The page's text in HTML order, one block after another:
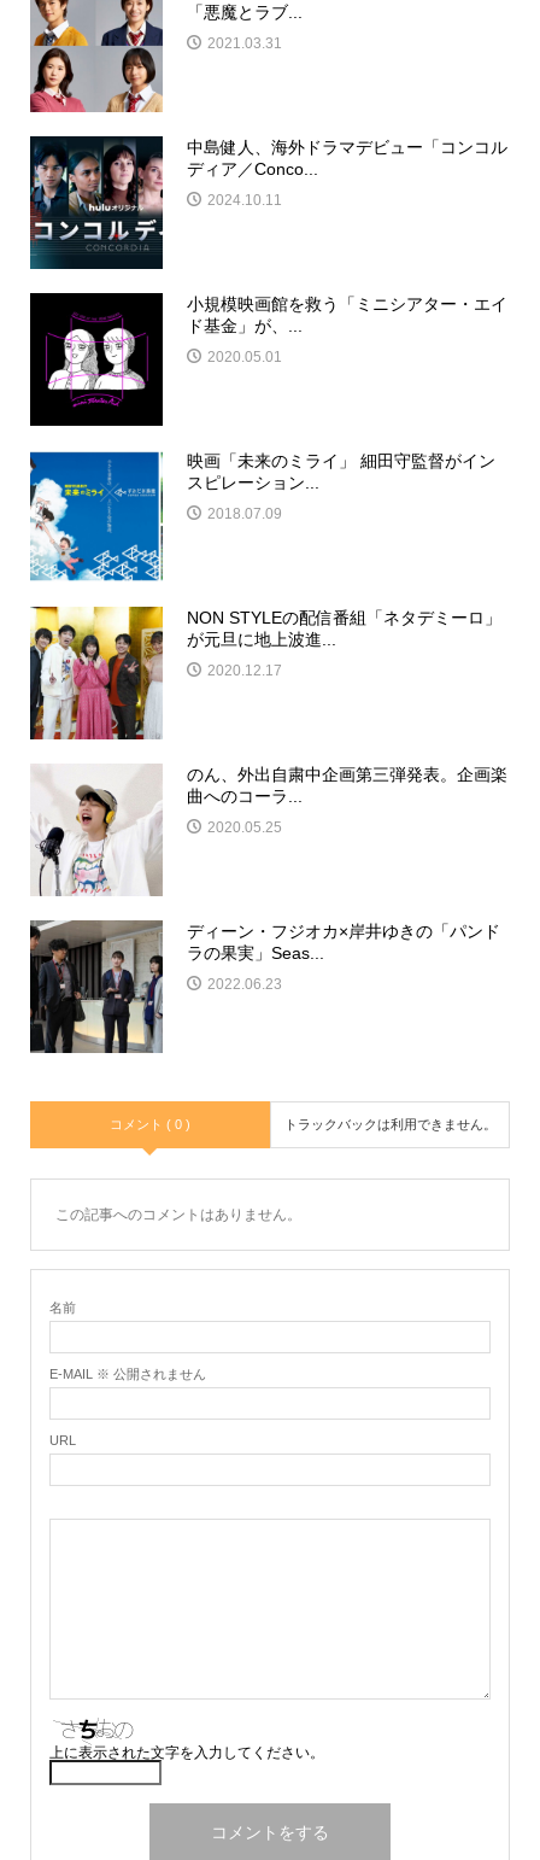
「悪魔とラブ...
2021.03.31
中島健人、海外ドラマデビュー「コンコル
ディア／Conco...
2024.10.11
小規模映画館を救う「ミニシアター・エイ
ド基金」が、...
2020.05.01
映画「未来のミライ」 細田守監督がイン
スピレーション...
2018.07.09
NON STYLEの配信番組「ネタデミーロ」
が元旦に地上波進...
2020.12.17
のん、外出自粛中企画第三弾発表。企画楽
曲へのコーラ...
2020.05.25
ディーン・フジオカ×岸井ゆきの「パンド
ラの果実」Seas...
2022.06.23
コメント ( 0 ) トラックバックは利用できません。
この記事へのコメントはありません。
名前
E-MAIL ※ 公開されません
URL
上に表示された文字を入力してください。